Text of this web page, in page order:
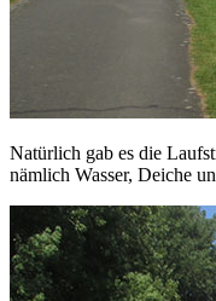
Natürlich gab es die
nämlich Wasser, Deiche